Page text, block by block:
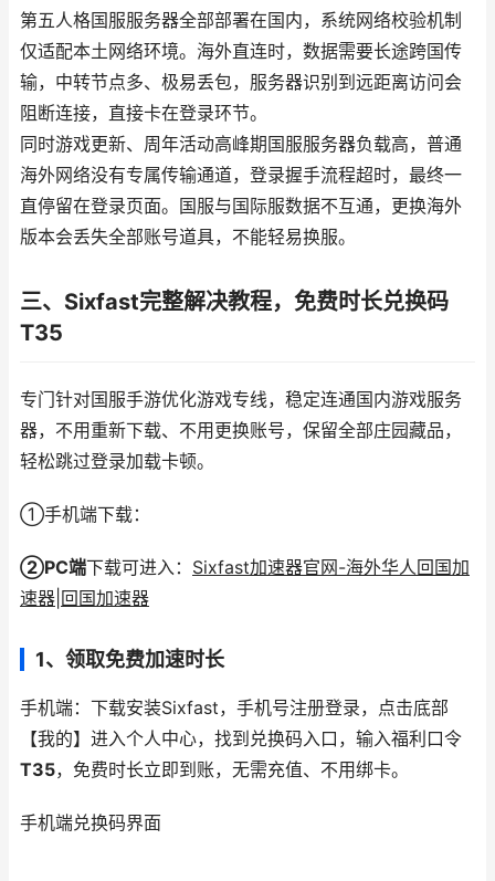
第五人格国服服务器全部部署在国内，系统网络校验机制
仅适配本土网络环境。海外直连时，数据需要长途跨国传
输，中转节点多、极易丢包，服务器识别到远距离访问会
阻断连接，直接卡在登录环节。
同时游戏更新、周年活动高峰期国服服务器负载高，普通
海外网络没有专属传输通道，登录握手流程超时，最终一
直停留在登录页面。国服与国际服数据不互通，更换海外
版本会丢失全部账号道具，不能轻易换服。
三、Sixfast完整解决教程，免费时长兑换码
T35
专门针对国服手游优化游戏专线，稳定连通国内游戏服务
器，不用重新下载、不用更换账号，保留全部庄园藏品，
轻松跳过登录加载卡顿。
①手机端下载：
②PC端下载可进入： Sixfast加速器官网-海外华人回国加
速器|回国加速器
1、领取免费加速时长
手机端：下载安装Sixfast，手机号注册登录，点击底部
【我的】进入个人中心，找到兑换码入口，输入福利口令
T35，免费时长立即到账，无需充值、不用绑卡。
手机端兑换码界面